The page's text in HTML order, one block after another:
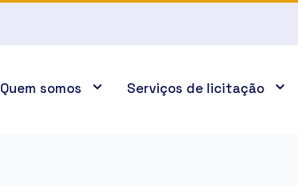
Quem somos Serviços de licitação